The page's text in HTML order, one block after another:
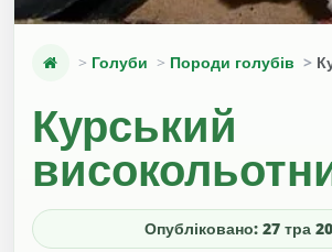
Голуби Породи голубів
Курський
Опубліковано: 27 тра